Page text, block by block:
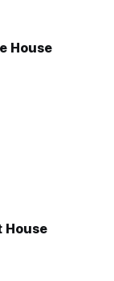
House
House